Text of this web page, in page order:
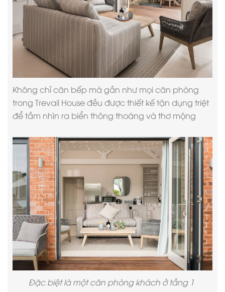
Không chỉ căn bếp mà gần như mọi căn phòng
trong Trevail House đều được thiết kế tận dụng triệt
để tầm nhìn ra biển thông thoáng và thơ mộng
Đặc biệt là một căn phòng khách ở tầng 1